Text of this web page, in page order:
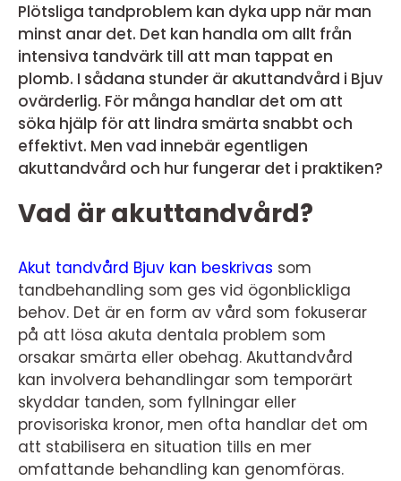
Plötsliga tandproblem kan dyka upp när man
minst anar det. Det kan handla om allt från
intensiva tandvärk till att man tappat en
plomb. I sådana stunder är akuttandvård i Bjuv
ovärderlig. För många handlar det om att
söka hjälp för att lindra smärta snabbt och
effektivt. Men vad innebär egentligen
akuttandvård och hur fungerar det i praktiken?
Vad är akuttandvård?
Akut tandvård Bjuv kan beskrivas som
tandbehandling som ges vid ögonblickliga
behov. Det är en form av vård som fokuserar
på att lösa akuta dentala problem som
orsakar smärta eller obehag. Akuttandvård
kan involvera behandlingar som temporärt
skyddar tanden, som fyllningar eller
provisoriska kronor, men ofta handlar det om
att stabilisera en situation tills en mer
omfattande behandling kan genomföras.